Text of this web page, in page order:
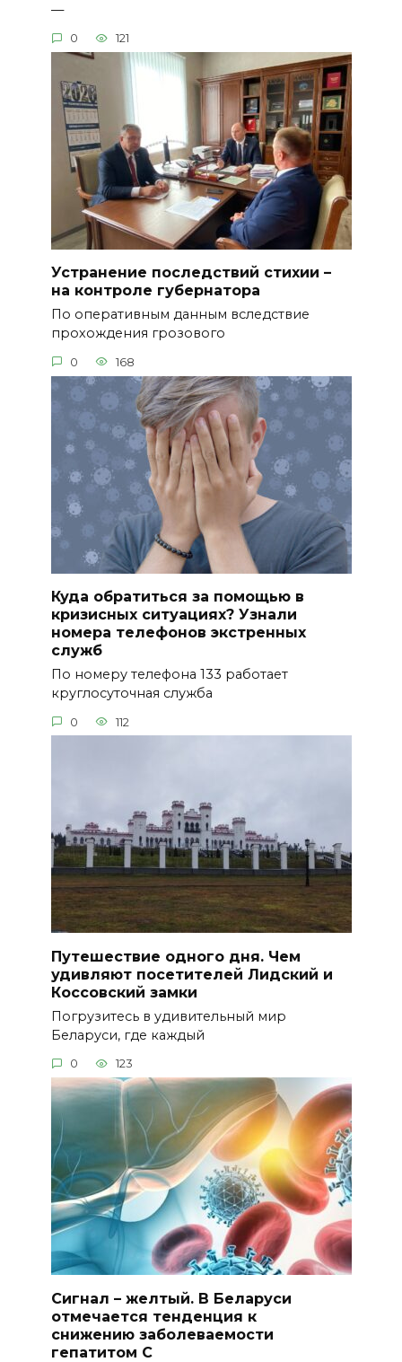
—
0 121
Устранение последствий стихии –
на контроле губернатора
По оперативным данным вследствие
прохождения грозового
0 168
Куда обратиться за помощью в
кризисных ситуациях? Узнали
номера телефонов экстренных
служб
По номеру телефона 133 работает
круглосуточная служба
0 112
Путешествие одного дня. Чем
удивляют посетителей Лидский и
Коссовский замки
Погрузитесь в удивительный мир
Беларуси, где каждый
0 123
Сигнал – желтый. В Беларуси
отмечается тенденция к
снижению заболеваемости
гепатитом С